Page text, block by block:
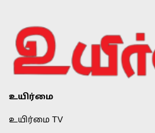
உயிர்மை
உயிர்மை TV